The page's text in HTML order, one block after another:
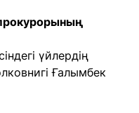
үйлердің
Ғалымбек